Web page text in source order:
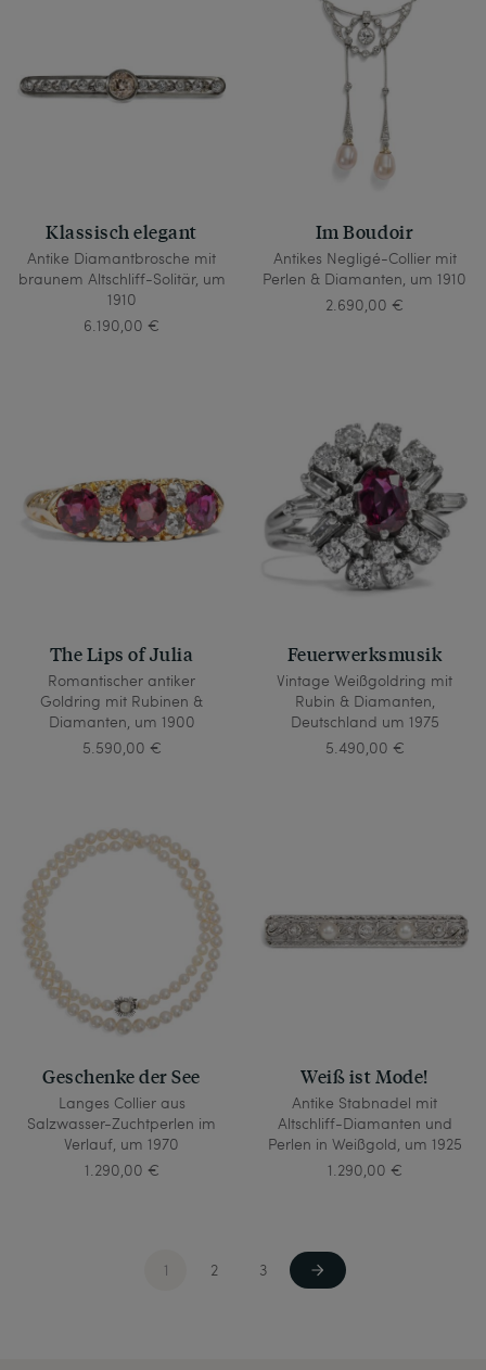
Klassisch elegant
Antike Diamantbrosche mit
braunem Altschliff-Solitär, um
1910
6.190,00 €
Im Boudoir
Antikes Negligé-Collier mit
Perlen & Diamanten, um 1910
2.690,00 €
The Lips of Julia
Romantischer antiker
Goldring mit Rubinen &
Diamanten, um 1900
5.590,00 €
Feuerwerksmusik
Vintage Weißgoldring mit
Rubin & Diamanten,
Deutschland um 1975
5.490,00 €
Geschenke der See
Langes Collier aus
Salzwasser-Zuchtperlen im
Verlauf, um 1970
1.290,00 €
Weiß ist Mode!
Antike Stabnadel mit
Altschliff-Diamanten und
Perlen in Weißgold, um 1925
1.290,00 €
1 2 3